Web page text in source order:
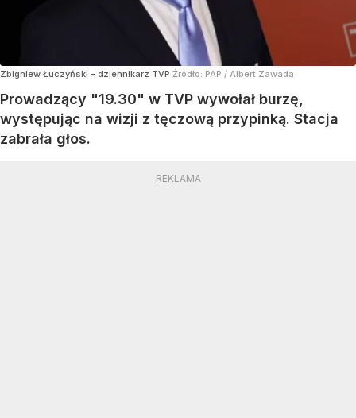
Zbigniew Łuczyński - dziennikarz TVP Źródło: PAP / Albert Zawada
Prowadzący "19.30" w TVP wywołał burzę,
występując na wizji z tęczową przypinką. Stacja
zabrała głos.